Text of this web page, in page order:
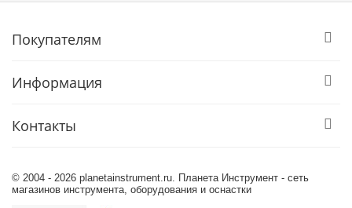
Покупателям
Информация
Контакты
© 2004 - 2026 planetainstrument.ru. Планета Инструмент - сеть
магазинов инструмента, оборудования и оснастки